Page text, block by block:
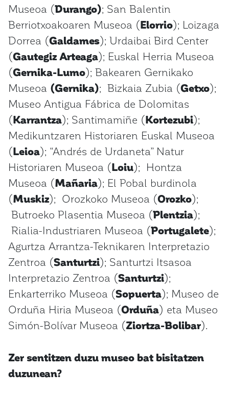
Museoa (Durango); San Balentin
Berriotxoakoaren Museoa (Elorrio); Loizaga
Dorrea (Galdames); Urdaibai Bird Center
(Gautegiz Arteaga); Euskal Herria Museoa
(Gernika-Lumo); Bakearen Gernikako
Museoa (Gernika); Bizkaia Zubia (Getxo);
Museo Antigua Fábrica de Dolomitas
(Karrantza); Santimamiñe (Kortezubi);
Medikuntzaren Historiaren Euskal Museoa
(Leioa); “Andrés de Urdaneta” Natur
Historiaren Museoa (Loiu); Hontza
Museoa (Mañaria); El Pobal burdinola
(Muskiz); Orozkoko Museoa (Orozko);
Butroeko Plasentia Museoa (Plentzia);
Rialia-Industriaren Museoa (Portugalete);
Agurtza Arrantza-Teknikaren Interpretazio
Zentroa (Santurtzi); Santurtzi Itsasoa
Interpretazio Zentroa (Santurtzi);
Enkarterriko Museoa (Sopuerta); Museo de
Orduña Hiria Museoa (Orduña) eta Museo
Simón-Bolívar Museoa (Ziortza-Bolibar).
Zer sentitzen duzu museo bat bisitatzen
duzunean?